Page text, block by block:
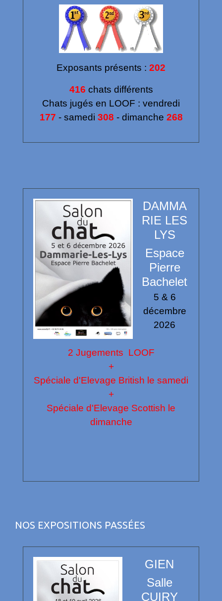
Exposants présents : 202
416 chats différents
Chats jugés en LOOF : vendredi
177 - samedi 308 - dimanche 268
DAMMA
RIE LES
LYS
Espace
Pierre
Bachelet
5 & 6
décembre
2026
2 Jugements LOOF
+
Spéciale d'Elevage British le samedi
+
Spéciale d'Elevage Scottish le
dimanche
NOS EXPOSITIONS PASSÉES
GIEN
Salle
CUIRY